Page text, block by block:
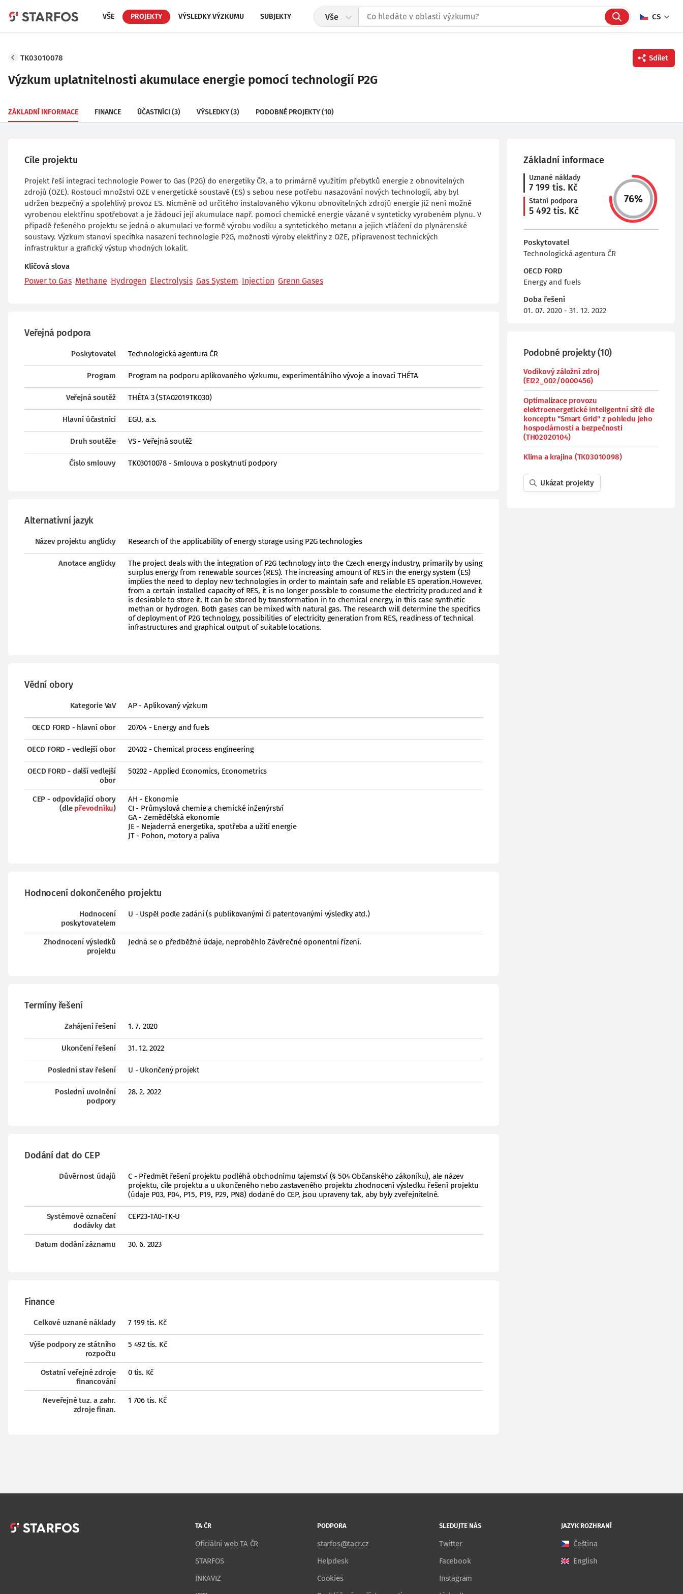
VŠE PROJEKTY VÝSLEDKY VÝZKUMU SUBJEKTY Vše CS
Twitter
TK03010078 Sdílet
Výzkum uplatnitelnosti akumulace energie pomocí technologií P2G
ZÁKLADNÍ INFORMACE FINANCE ÚČASTNÍCI (3) VÝSLEDKY(3) PODOBNÉ PROJEKTY(10)
Cíle projektu
Projekt řeší integraci technologie Power to Gas (P2G) do energetiky ČR, a to primárně využitím přebytků energie z obnovitelných
zdrojů (OZE). Rostoucí množství OZE v energetické soustavě (ES) s sebou nese potřebu nasazování nových technologií, aby byl
udržen bezpečný a spolehlivý provoz ES. Nicméně od určitého instalovaného výkonu obnovitelných zdrojů energie již není možné
vyrobenou elektřinu spotřebovat a je žádoucí její akumulace např. pomocí chemické energie vázané v synteticky vyrobeném plynu. V
případě řešeného projektu se jedná o akumulaci ve formě výrobu vodíku a syntetického metanu a jejich vtláčení do plynárenské
soustavy. Výzkum stanoví specifika nasazení technologie P2G, možnosti výroby elektřiny z OZE, připravenost technických
infrastruktur a grafický výstup vhodných lokalit.
Klíčová slova
Power to Gas Methane Hydrogen Electrolysis Gas System Injection Grenn Gases
Veřejná podpora
Poskytovatel Technologická agentura ČR
Program Program na podporu aplikovaného výzkumu, experimentálního vývoje a inovací THÉTA
Veřejná soutěž THÉTA 3 (STA02019TK030)
Hlavní účastníci EGU, a.s.
Druh soutěže VS - Veřejná soutěž
Číslo smlouvy TK03010078 - Smlouva o poskytnutí podpory
Alternativní jazyk
Název projektu anglicky Research of the applicability of energy storage using P2G technologies
Anotace anglicky
The project deals with the integration of P2G technology into the Czech energy industry, primarily by using
surplus energy from renewable sources (RES). The increasing amount of RES in the energy system (ES)
implies the need to deploy new technologies in order to maintain safe and reliable ES operation.However,
from a certain installed capacity of RES, it is no longer possible to consume the electricity produced and it
is desirable to store it. It can be stored by transformation in to chemical energy, in this case synthetic
methan or hydrogen. Both gases can be mixed with natural gas. The research will determine the specifics
of deployment of P2G technology, possibilities of electricity generation from RES, readiness of technical
infrastructures and graphical output of suitable locations.
Vědní obory
Kategorie VaV AP - Aplikovaný výzkum
OECD FORD - hlavní obor 20704 - Energy and fuels
OECD FORD - vedlejší obor 20402 - Chemical process engineering
OECD FORD - další vedlejší
obor
50202 - Applied Economics, Econometrics
CEP - odpovídající obory
(dle převodníku)
AH - Ekonomie
CI - Průmyslová chemie a chemické inženýrství
GA - Zemědělská ekonomie
JE - Nejaderná energetika, spotřeba a užití energie
JT - Pohon, motory a paliva
Hodnocení dokončeného projektu
Hodnocení
poskytovatelem
U - Uspěl podle zadání (s publikovanými či patentovanými výsledky atd.)
Zhodnocení výsledků
projektu
Jedná se o předběžné údaje, neproběhlo Závěrečné oponentní řízení.
Termíny řešení
Zahájení řešení 1. 7. 2020
Ukončení řešení 31. 12. 2022
Poslední stav řešení U - Ukončený projekt
Poslední uvolnění
podpory
28. 2. 2022
Dodání dat do CEP
Důvěrnost údajů
C - Předmět řešení projektu podléhá obchodnímu tajemství (§ 504 Občanského zákoníku), ale název
projektu, cíle projektu a u ukončeného nebo zastaveného projektu zhodnocení výsledku řešení projektu
(údaje P03, P04, P15, P19, P29, PN8) dodané do CEP, jsou upraveny tak, aby byly zveřejnitelné.
Systémové označení
dodávky dat
CEP23-TA0-TK-U
Datum dodání záznamu 30. 6. 2023
Finance
Celkové uznané náklady 7 199 tis. Kč
Výše podpory ze státního
rozpočtu
5 492 tis. Kč
Ostatní veřejné zdroje
financování
0 tis. Kč
Neveřejné tuz. a zahr.
zdroje finan.
1 706 tis. Kč
Základní informace
Uznané náklady
7 199 tis. Kč
Statní podpora
5 492 tis. Kč
76%
Poskytovatel
Technologická agentura ČR
OECD FORD
Energy and fuels
Doba řešení
01. 07. 2020 - 31. 12. 2022
Podobné projekty(10)
Vodíkový záložní zdroj
(EI22_002/0000456)
Optimalizace provozu
elektroenergetické inteligentní sítě dle
konceptu "Smart Grid" z pohledu jeho
hospodárnosti a bezpečnosti
(TH02020104)
Klima a krajina (TK03010098)
Ukázat projekty
TA ČR
Oficiální web TA ČR
STARFOS
INKAVIZ
PODPORA
starfos@tacr.cz
Helpdesk
Cookies
SLEDUJTE NÁS
Twitter
Facebook
Instagram
JAZYK ROZHRANÍ
Čeština
English